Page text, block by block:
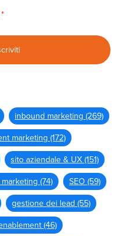
*
inbound marketing (269)
marketing (172)
sito aziendale & UX (151)
(74) SEO (59)
gestione dei lead (55)
(46)